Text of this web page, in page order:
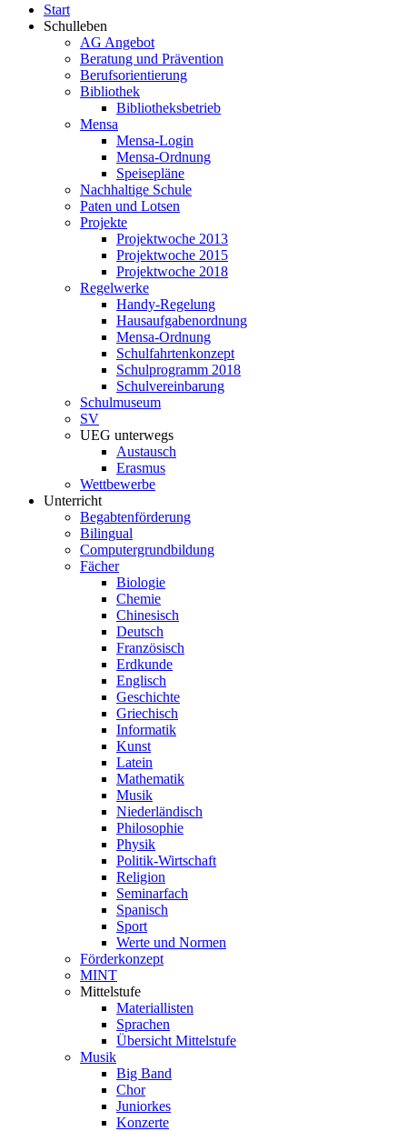
Start
Schulleben
AG Angebot
Beratung und Prävention
Berufsorientierung
Bibliothek
Bibliotheksbetrieb
Mensa
Mensa-Login
Mensa-Ordnung
Speisepläne
Nachhaltige Schule
Paten und Lotsen
Projekte
Projektwoche 2013
Projektwoche 2015
Projektwoche 2018
Regelwerke
Handy-Regelung
Hausaufgabenordnung
Mensa-Ordnung
Schulfahrtenkonzept
Schulprogramm 2018
Schulvereinbarung
Schulmuseum
SV
UEG unterwegs
Austausch
Erasmus
Wettbewerbe
Unterricht
Begabtenförderung
Bilingual
Computergrundbildung
Fächer
Biologie
Chemie
Chinesisch
Deutsch
Französisch
Erdkunde
Englisch
Geschichte
Griechisch
Informatik
Kunst
Latein
Mathematik
Musik
Niederländisch
Philosophie
Physik
Politik-Wirtschaft
Religion
Seminarfach
Spanisch
Sport
Werte und Normen
Förderkonzept
MINT
Mittelstufe
Materiallisten
Sprachen
Übersicht Mittelstufe
Musik
Big Band
Chor
Juniorkes
Konzerte